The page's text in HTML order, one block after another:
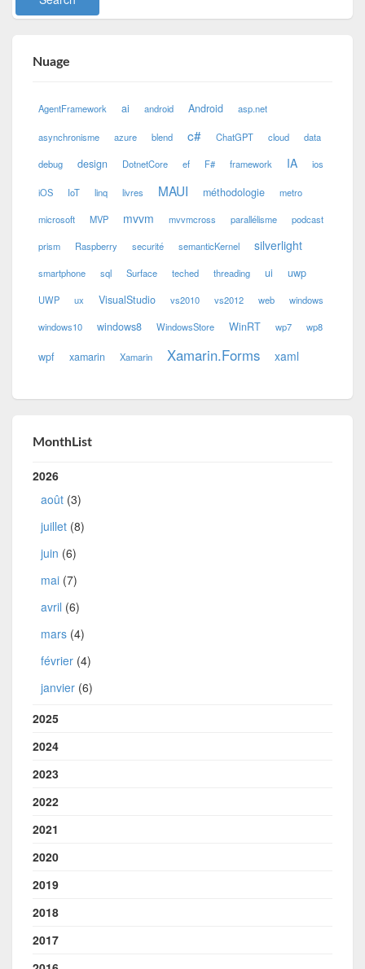
Nuage
AgentFramework ai android Android asp.net
asynchronisme azure blend c# ChatGPT cloud data
debug design DotnetCore ef F# framework IA ios
iOS IoT linq livres MAUI méthodologie metro
microsoft MVP mvvm mvvmcross parallélisme podcast
prism Raspberry securité semanticKernel silverlight
smartphone sql Surface teched threading ui uwp
UWP ux VisualStudio vs2010 vs2012 web windows
windows10 windows8 WindowsStore WinRT wp7 wp8
wpf xamarin Xamarin Xamarin.Forms xaml
MonthList
2026
août (3)
juillet (8)
juin (6)
mai (7)
avril (6)
mars (4)
février (4)
janvier (6)
2025
2024
2023
2022
2021
2020
2019
2018
2017